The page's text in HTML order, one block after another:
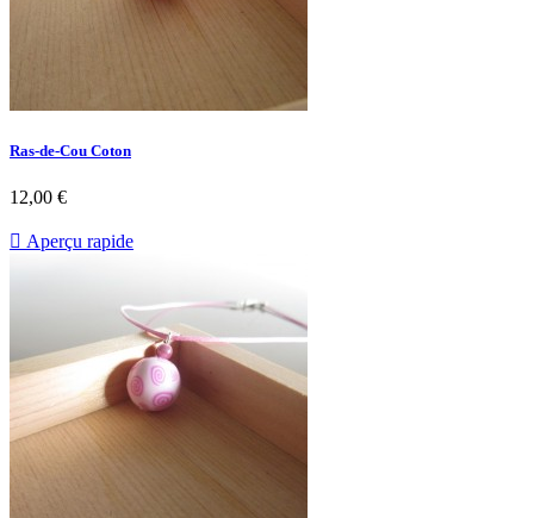
Ras-de-Cou Coton
12,00 €
 Aperçu rapide